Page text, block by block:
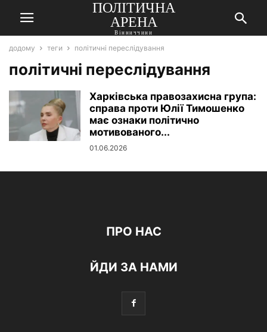
ПОЛІТИЧНА
АРЕНА
Вінниччини
додому теги політичні переслідування
політичні переслідування
Харківська правозахисна група:
справа проти Юлії Тимошенко
має ознаки політично
мотивованого...
01.06.2026
ПРО НАС
ЙДИ ЗА НАМИ